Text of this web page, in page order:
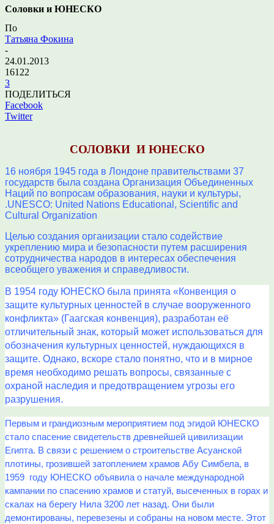
Соловки и ЮНЕСКО
По
Татьяна Фокина
-
24.01.2013
16122
3
ПОДЕЛИТЬСЯ
Facebook
Twitter
СОЛОВКИ И ЮНЕСКО
16 ноября 1945 года в Лондоне правительствами 37
государств была создана Организация Объединенных
Наций по вопросам образования, науки и культуры,
.UNESCO: United Nations Educational, Scientific and
Cultural Organization
Целью создания организации стало содействие
укреплению мира и безопасности путем расширения
сотрудничества народов в интересах обеспечения
всеобщего уважения и справедливости.
В 1954 году ЮНЕСКО была принята «Конвенция о
защите культурных ценностей в случае вооруженного
конфликта» (Гаагская конвенция), разработан её
отличительный знак, который может использоваться для
обозначения культурных ценностей, нуждающихся в
защите. Однако, вскоре стало понятно, что и в мирное
время необходимо решать вопросы, связанные с
охраной наследия и предотвращением угрозы его
разрушения.
Первым и грандиозным мероприятием под эгидой ЮНЕСКО
стало спасение свидетельств древнейшей цивилизации
Египта. В связи с решением о строительстве Асуанской
плотины, грозившей затоплением храмов Абу Симбела, в
1959 году ЮНЕСКО объявила о начале международной
кампании по спасению храмов и статуй, высеченных в горах и
скалах на берегу Нила 3200 лет назад. Они были
демонтированы, перевезены и собраны на новом месте. Этот